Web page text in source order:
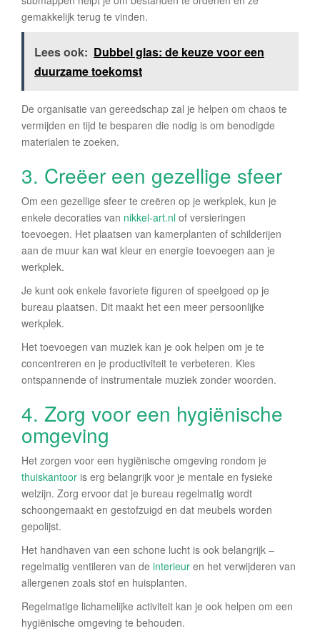
gemakkelijk terug te vinden.
Lees ook: Dubbel glas: de keuze voor een
duurzame toekomst
De organisatie van gereedschap zal je helpen om chaos te
vermijden en tijd te besparen die nodig is om benodigde
materialen te zoeken.
3. Creëer een gezellige sfeer
Om een gezellige sfeer te creëren op je werkplek, kun je
enkele decoraties van nikkel-art.nl of versieringen
toevoegen. Het plaatsen van kamerplanten of schilderijen
aan de muur kan wat kleur en energie toevoegen aan je
werkplek.
Je kunt ook enkele favoriete figuren of speelgoed op je
bureau plaatsen. Dit maakt het een meer persoonlijke
werkplek.
Het toevoegen van muziek kan je ook helpen om je te
concentreren en je productiviteit te verbeteren. Kies
ontspannende of instrumentale muziek zonder woorden.
4. Zorg voor een hygiënische
omgeving
Het zorgen voor een hygiënische omgeving rondom je
thuiskantoor is erg belangrijk voor je mentale en fysieke
welzijn. Zorg ervoor dat je bureau regelmatig wordt
schoongemaakt en gestofzuigd en dat meubels worden
gepolijst.
Het handhaven van een schone lucht is ook belangrijk –
regelmatig ventileren van de interieur en het verwijderen van
allergenen zoals stof en huisplanten.
Regelmatige lichamelijke activiteit kan je ook helpen om een
hygiënische omgeving te behouden.